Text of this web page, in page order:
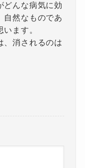
どんな病気に効
自然なものであ
ます。
、消されるのは